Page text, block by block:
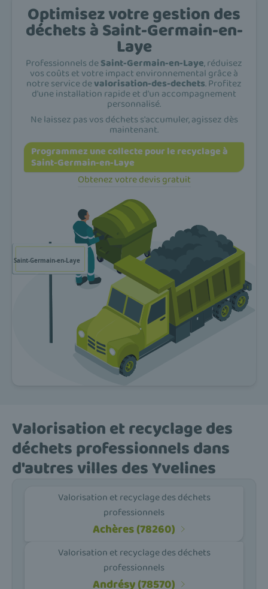
Optimisez votre gestion des
déchets à Saint-Germain-en-
Laye
Professionnels deSaint-Germain-en-Laye, réduisez
vos coûts et votre impact environnemental grâce à
notre service devalorisation-des-dechets. Profitez
d'une installation rapide et d'un accompagnement
personnalisé.
Ne laissez pas vos déchets s'accumuler, agissez dès
maintenant.
Programmez une collecte pour le recyclage à
Saint-Germain-en-Laye
Obtenez votre devis gratuit
Valorisation et recyclage des
déchets professionnels dans
d'autres villes des Yvelines
Valorisation et recyclage des déchets
professionnels
Achères (78260)
Valorisation et recyclage des déchets
professionnels
Andrésy (78570)